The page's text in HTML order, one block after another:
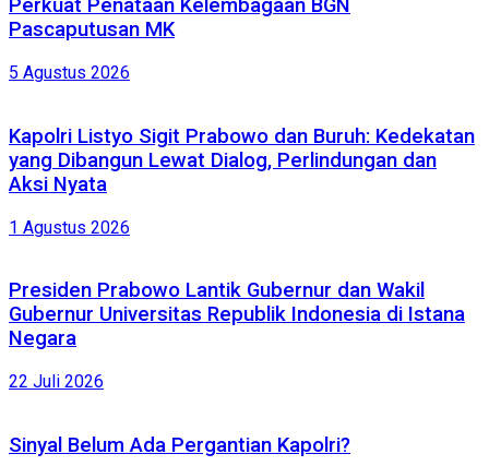
Perkuat Penataan Kelembagaan BGN
Pascaputusan MK
5 Agustus 2026
Kapolri Listyo Sigit Prabowo dan Buruh: Kedekatan
yang Dibangun Lewat Dialog, Perlindungan dan
Aksi Nyata
1 Agustus 2026
Presiden Prabowo Lantik Gubernur dan Wakil
Gubernur Universitas Republik Indonesia di Istana
Negara
22 Juli 2026
Sinyal Belum Ada Pergantian Kapolri?